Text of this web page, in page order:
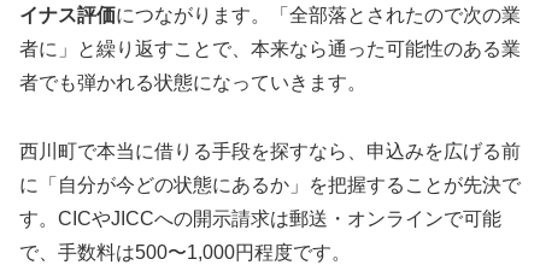
イナス評価につながります。「全部落とされたので次の業
者に」と繰り返すことで、本来なら通った可能性のある業
者でも弾かれる状態になっていきます。
西川町で本当に借りる手段を探すなら、申込みを広げる前
に「自分が今どの状態にあるか」を把握することが先決で
す。CICやJICCへの開示請求は郵送・オンラインで可能
で、手数料は500〜1,000円程度です。